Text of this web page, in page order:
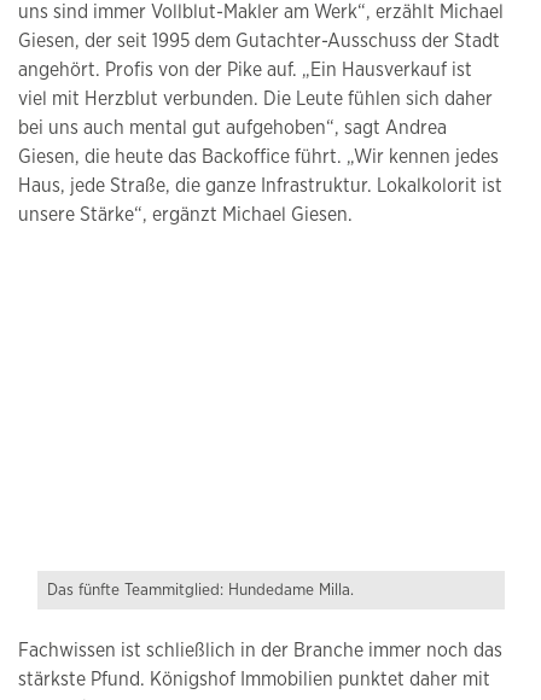
uns sind immer Vollblut-Makler am Werk“, erzählt Michael
Giesen, der seit 1995 dem Gutachter-Ausschuss der Stadt
angehört. Profis von der Pike auf. „Ein Hausverkauf ist
viel mit Herzblut verbunden. Die Leute fühlen sich daher
bei uns auch mental gut aufgehoben“, sagt Andrea
Giesen, die heute das Backoffice führt. „Wir kennen jedes
Haus, jede Straße, die ganze Infrastruktur. Lokalkolorit ist
unsere Stärke“, ergänzt Michael Giesen.
Das fünfte Teammitglied: Hundedame Milla.
Fachwissen ist schließlich in der Branche immer noch das
stärkste Pfund. Königshof Immobilien punktet daher mit